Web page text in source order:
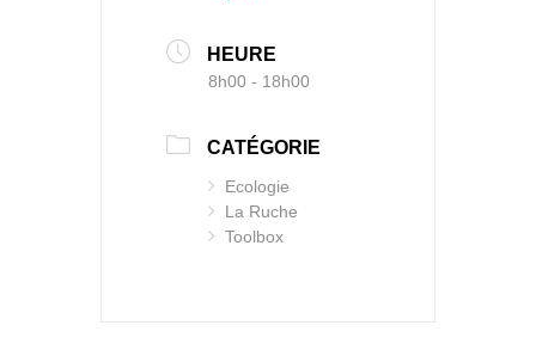
HEURE
8h00 - 18h00
CATÉGORIE
Ecologie
La Ruche
Toolbox